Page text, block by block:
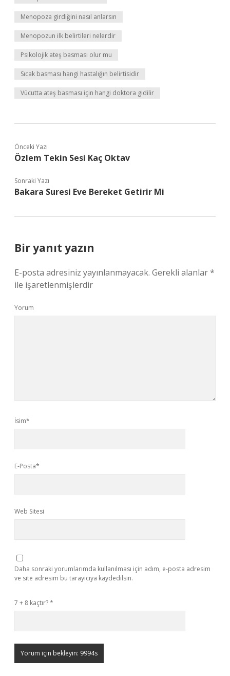
Menopoza girdiğini nasıl anlarsın
Menopozun ilk belirtileri nelerdir
Psikolojik ateş basması olur mu
Sıcak basması hangi hastalığın belirtisidir
Vücutta ateş basması için hangi doktora gidilir
Önceki Yazı
Özlem Tekin Sesi Kaç Oktav
Sonraki Yazı
Bakara Suresi Eve Bereket Getirir Mi
Bir yanıt yazın
E-posta adresiniz yayınlanmayacak. Gerekli alanlar*
ile işaretlenmişlerdir
Yorum
İsim*
E-Posta*
Web Sitesi
Daha sonraki yorumlarımda kullanılması için adım, e-posta adresim
ve site adresim bu tarayıcıya kaydedilsin.
7 + 8 kaçtır?*